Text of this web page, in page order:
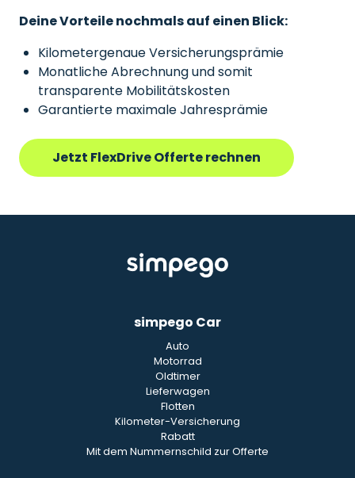
Deine Vorteile nochmals auf einen Blick:
Kilometergenaue Versicherungsprämie
Monatliche Abrechnung und somit
transparente Mobilitätskosten
Garantierte maximale Jahresprämie
Jetzt FlexDrive Offerte rechnen
simpego Car
Auto
Motorrad
Oldtimer
Lieferwagen
Flotten
Kilometer-Versicherung
Rabatt
Mit dem Nummernschild zur Offerte